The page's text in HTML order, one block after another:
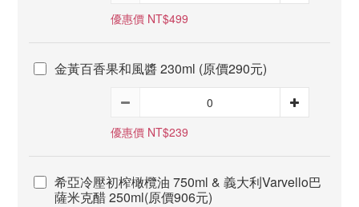
優惠價 NT$499
金黃百香果和風醬 230ml (原價290元)
優惠價 NT$239
希亞冷壓初榨橄欖油 750ml & 義大利Varvello巴
薩米克醋 250ml(原價906元)